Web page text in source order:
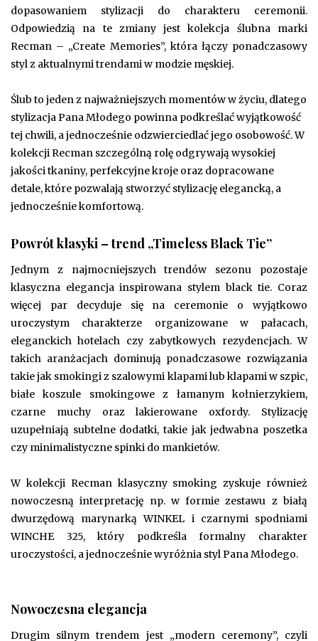
dopasowaniem stylizacji do charakteru ceremonii.
Odpowiedzią na te zmiany jest kolekcja ślubna marki
Recman – „Create Memories”, która łączy ponadczasowy
styl z aktualnymi trendami w modzie męskiej.
Ślub to jeden z najważniejszych momentów w życiu, dlatego
stylizacja Pana Młodego powinna podkreślać wyjątkowość
tej chwili, a jednocześnie odzwierciedlać jego osobowość. W
kolekcji Recman szczególną rolę odgrywają wysokiej
jakości tkaniny, perfekcyjne kroje oraz dopracowane
detale, które pozwalają stworzyć stylizację elegancką, a
jednocześnie komfortową.
Powrót klasyki – trend „Timeless Black Tie”
Jednym z najmocniejszych trendów sezonu pozostaje
klasyczna elegancja inspirowana stylem black tie. Coraz
więcej par decyduje się na ceremonie o wyjątkowo
uroczystym charakterze organizowane w pałacach,
eleganckich hotelach czy zabytkowych rezydencjach. W
takich aranżacjach dominują ponadczasowe rozwiązania
takie jak smokingi z szalowymi klapami lub klapami w szpic,
białe koszule smokingowe z łamanym kołnierzykiem,
czarne muchy oraz lakierowane oxfordy. Stylizację
uzupełniają subtelne dodatki, takie jak jedwabna poszetka
czy minimalistyczne spinki do mankietów.
W kolekcji Recman klasyczny smoking zyskuje również
nowoczesną interpretację np. w formie zestawu z białą
dwurzędową marynarką WINKEL i czarnymi spodniami
WINCHE 325, który podkreśla formalny charakter
uroczystości, a jednocześnie wyróżnia styl Pana Młodego.
Nowoczesna elegancja
Drugim silnym trendem jest „modern ceremony”, czyli